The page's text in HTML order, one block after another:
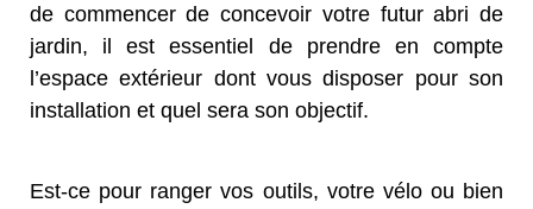
de commencer de concevoir votre futur abri de
jardin, il est essentiel de prendre en compte
l’espace extérieur dont vous disposer pour son
installation et quel sera son objectif.
Est-ce pour ranger vos outils, votre vélo ou bien